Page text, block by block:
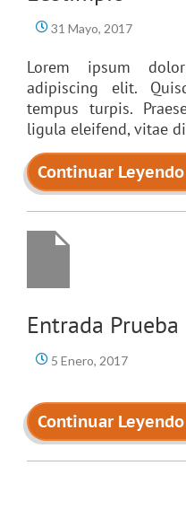
31 Mayo, 2017
Lorem ipsum
adipiscing elit.
tempus turpis.
ligula eleifend, vitae
Continuar Leyendo
Entrada Prueba
5 Enero, 2017
Continuar Leyendo